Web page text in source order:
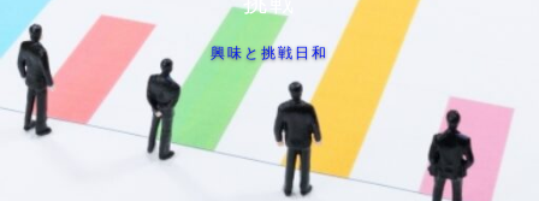
興味と挑戦日和